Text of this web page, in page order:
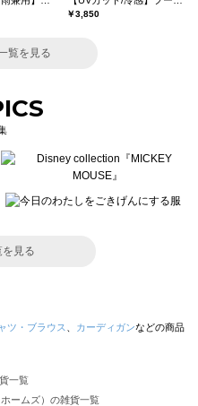
￥3,850
覧を見る
見る
ツ・ブラウス カーディガンなどの商品
一覧
ームズ）の雑貨一覧